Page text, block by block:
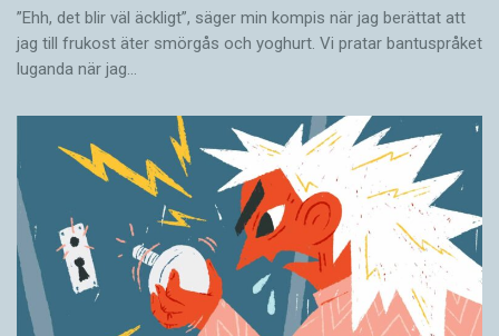
”Ehh, det blir väl äckligt”, säger min kompis när jag berättat att
jag till frukost äter smörgås och yoghurt. Vi pratar bantuspråket
luganda när jag…